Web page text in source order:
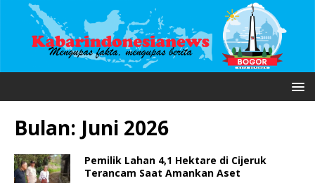
Bulan: Juni 2026
Pemilik Lahan 4,1 Hektare di Cijeruk
Terancam Saat Amankan Aset